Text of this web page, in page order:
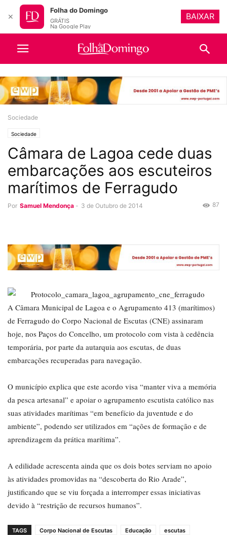
Sociedade
Sociedade
Câmara de Lagoa cede duas
embarcações aos escuteiros
marítimos de Ferragudo
Por Samuel Mendonça - 3 de Outubro de 2014 87
A Câmara Municipal de Lagoa e o Agrupamento 413 (marítimos)
de Ferragudo do Corpo Nacional de Escutas (CNE) assinaram
hoje, nos Paços do Concelho, um protocolo com vista à cedência
temporária, por parte da autarquia aos escutas, de duas
embarcações recuperadas para navegação.
O município explica que este acordo visa “manter viva a memória
da pesca artesanal” e apoiar o agrupamento escutista católico nas
suas atividades marítimas “em benefício da juventude e do
ambiente”, podendo ser utilizados em “ações de formação e de
aprendizagem da prática marítima”.
A edilidade acrescenta ainda que os dois botes serviam no apoio
às atividades promovidas na “descoberta do Rio Arade”,
justificando que se viu forçada a interromper essas iniciativas
devido à “restrição de recursos humanos”.
TAGS Corpo Nacional de Escutas Educação
escutas
✕
Folha do Domingo
GRÁTIS
Na Google Play
BAIXAR